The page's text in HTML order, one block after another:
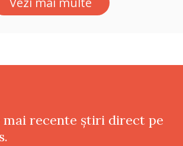
recente știri direct pe